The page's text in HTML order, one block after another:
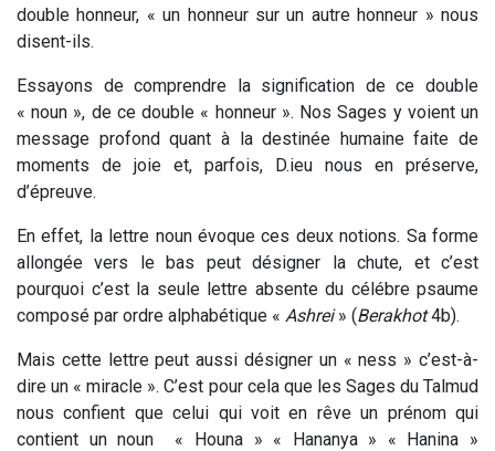
double honneur, « un honneur sur un autre honneur » nous
disent-ils.
Essayons de comprendre la signification de ce double
« noun », de ce double « honneur ». Nos Sages y voient un
message profond quant à la destinée humaine faite de
moments de joie et, parfois, D.ieu nous en préserve,
d’épreuve.
En effet, la lettre noun évoque ces deux notions. Sa forme
allongée vers le bas peut désigner la chute, et c’est
pourquoi c’est la seule lettre absente du célébre psaume
composé par ordre alphabétique « Ashrei» (Berakhot4b).
Mais cette lettre peut aussi désigner un « ness » c’est-à-
dire un « miracle ». C’est pour cela que les Sages du Talmud
nous confient que celui qui voit en rêve un prénom qui
contient un noun
« Houna » « Hananya » « Hanina »